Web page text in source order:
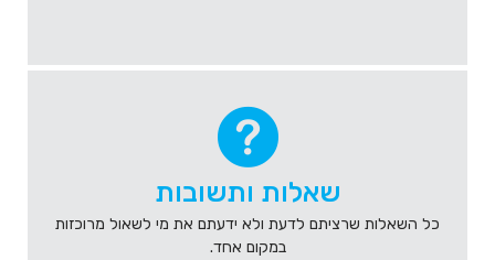
שאלות ותשובות
כל השאלות שרציתם לדעת ולא ידעתם את מי לשאול מרוכזות
במקום אחד.